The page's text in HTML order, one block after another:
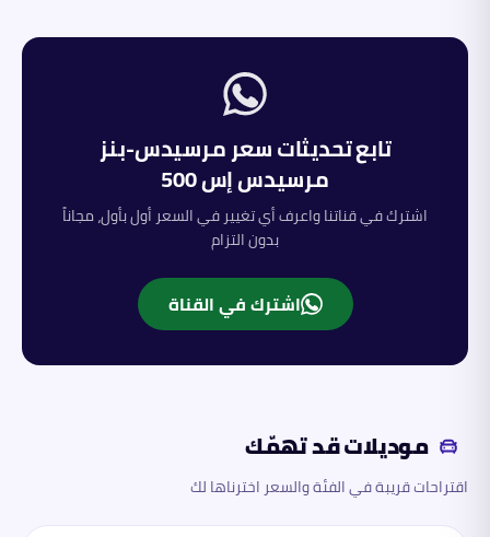
تابع تحديثات سعرمرسيدس-بنز
مرسيدس إس 500
اشترك في قناتنا واعرف أي تغيير في السعر أول بأول، مجاناً
بدون التزام
اشترك في القناة
موديلات قد تهمّك
اقتراحات قريبة في الفئة والسعر اخترناها لك